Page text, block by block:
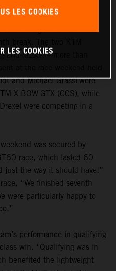
back off again at the
and razoon – more than
and Michael Grassl were
X-BOW GTX (CCS), while
were competing in a
was secured by
race, which lasted 60
just the way it should have!”
“We finished seventh
were particularly happy to
performance in qualifying
win. “Qualifying was in
benefited the lightweight
LES COOKIES
LES COOKIES